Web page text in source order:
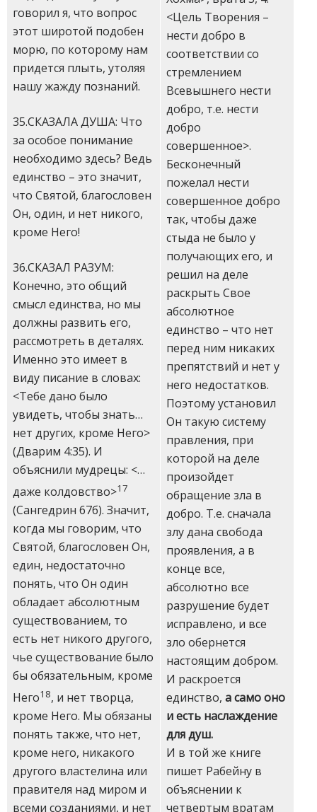
говорил я, что вопрос
этот широтой подобен
морю, по которому нам
придется плыть, утоляя
нашу жажду познаний.
35.СКАЗАЛА ДУША: Что
за особое понимание
необходимо здесь? Ведь
единство – это значит,
что Святой, благословен
Он, один, и нет никого,
кроме Него!
36.СКАЗАЛ РАЗУМ:
Конечно, это общий
смысл единства, но мы
должны развить его,
рассмотреть в деталях.
Именно это имеет в
виду писание в словах:
<Тебе дано было
увидеть, чтобы знать…
нет других, кроме Него>
(Дварим 4:35). И
объяснили мудрецы: <…
даже колдовство>17
(Сангедрин 67б). Значит,
когда мы говорим, что
Святой, благословен Он,
един, недостаточно
понять, что Он один
обладает абсолютным
существованием, то
есть нет никого другого,
чье существование было
бы обязательным, кроме
Него18, и нет творца,
кроме Него. Мы обязаны
понять также, что нет,
кроме него, никакого
другого властелина или
правителя над миром и
всеми созданиями, и нет
<Цель Творения –
нести добро в
соответствии со
стремлением
Всевышнего нести
добро, т.е. нести
добро
совершенное>.
Бесконечный
пожелал нести
совершенное добро
так, чтобы даже
стыда не было у
получающих его, и
решил на деле
раскрыть Свое
абсолютное
единство – что нет
перед ним никаких
препятствий и нет у
него недостатков.
Поэтому установил
Он такую систему
правления, при
которой на деле
произойдет
обращение зла в
добро. Т.е. сначала
злу дана свобода
проявления, а в
конце все,
абсолютно все
разрушение будет
исправлено, и все
зло обернется
настоящим добром.
И раскроется
единство,а само оно
и есть наслаждение
для душ.
И в той же книге
пишет Рабейну в
объяснении к
четвертым вратам